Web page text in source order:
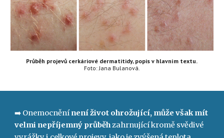
Průběh projevů cerkáriové dermatitidy, popis v hlavním textu.
Foto: Jana Bulanová.
➡️ Onemocněnínení život ohrožující, může však mít
velmi nepříjemný průběhzahrnující kromě svědivé